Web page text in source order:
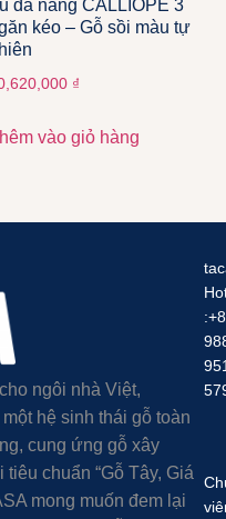
đa năng CALLIOPE 3
kéo – Gỗ sồi màu tự
₫
vào giỏ hàng
ngôi nhà Việt,
hệ sinh thái gỗ toàn
cung ứng gỗ xây
chuẩn “Gỗ Tây, Giá
mong muốn đem lại